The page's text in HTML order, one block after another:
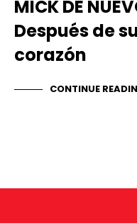
MICK DE
Después de
corazón
CONTINUE